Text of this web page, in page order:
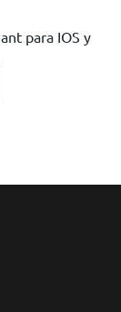
para IOS y